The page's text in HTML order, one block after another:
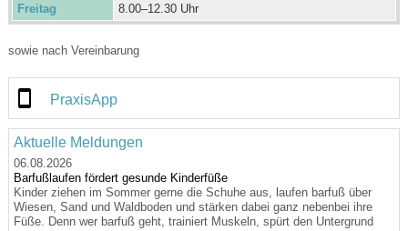
Freitag
8.00–12.30 Uhr
sowie nach Vereinbarung
PraxisApp
Aktuelle Meldungen
06.08.2026
Barfußlaufen fördert gesunde Kinderfüße
Kinder ziehen im Sommer gerne die Schuhe aus, laufen barfuß über
Wiesen, Sand und Waldboden und stärken dabei ganz nebenbei ihre
Füße. Denn wer barfuß geht, trainiert Muskeln, spürt den Untergrund